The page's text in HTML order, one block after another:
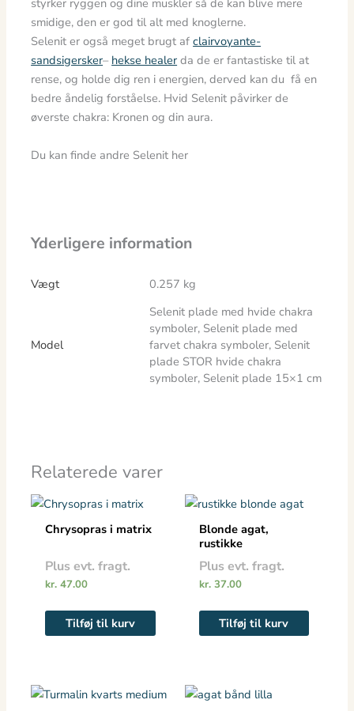
styrker ryggen og dine muskler så de kan blive mere
smidige, den er god til alt med knoglerne.
Selenit er også meget brugt afclairvoyante-
sandsigersker– hekse healer da de er fantastiske til at
rense, og holde dig ren i energien, derved kan du få en
bedre åndelig forståelse. Hvid Selenit påvirker de
øverste chakra: Kronen og din aura.
Du kan finde andre Selenit her
Yderligere information
Vægt 0.257 kg
Model
Selenit plade med hvide chakra
symboler, Selenit plade med
farvet chakra symboler, Selenit
plade STOR hvide chakra
symboler, Selenit plade 15×1 cm
Relaterede varer
Chrysopras i matrix
Plus evt. fragt.
kr.47.00
Tilføj til kurv
Blonde agat,
rustikke
Plus evt. fragt.
kr.37.00
Tilføj til kurv
Dette